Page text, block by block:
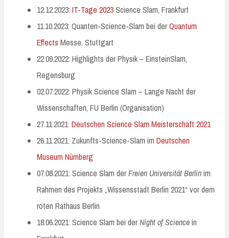
12.12.2023: IT-Tage 2023Science Slam, Frankfurt
11.10.2023: Quanten-Science-Slam bei derQuantum
Effects Messe, Stuttgart
22.09.2022: Highlights der Physik – EinsteinSlam,
Regensburg
02.07.2022: Physik Science Slam – Lange Nacht der
Wissenschaften, FU Berlin (Organisation)
27.11.2021: Deutschen Science Slam Meisterschaft 2021
26.11.2021: Zukunfts-Science-Slam im Deutschen
Museum Nürnberg
07.08.2021: Science Slam derFreien Universität Berlinim
Rahmen des Projekts „Wissensstadt Berlin 2021“ vor dem
roten Rathaus Berlin
18.06.2021: Science Slam bei derNight of Sciencein